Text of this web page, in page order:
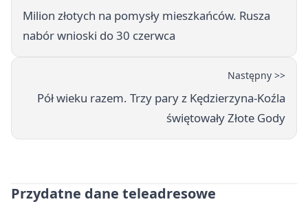
Milion złotych na pomysły mieszkańców. Rusza
nabór wnioski do 30 czerwca
Następny >>
Pół wieku razem. Trzy pary z Kędzierzyna-Koźla
świętowały Złote Gody
Przydatne dane teleadresowe